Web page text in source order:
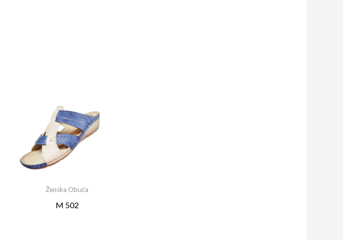
Ženska Obuća
M 502